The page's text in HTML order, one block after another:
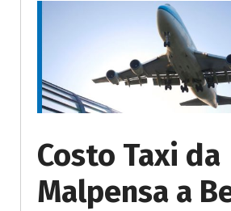
Costo Taxi da
Malpensa a